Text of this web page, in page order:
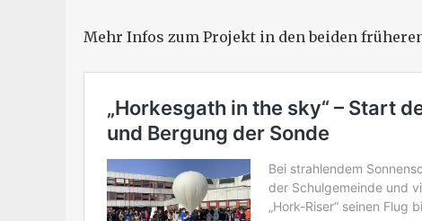
Mehr Infos zum Projekt in den beiden